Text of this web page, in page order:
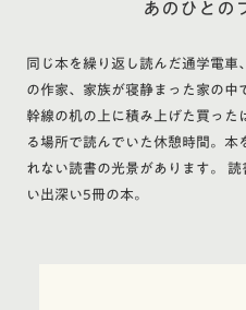
あのひとの
同じ本を繰り返し読んだ通学電車
の作家、家族が寝静まった家の中
幹線の机の上に積み上げた買った
る場所で読んでいた休憩時間。本
れない読書の光景があります。
い出深い5冊の本。